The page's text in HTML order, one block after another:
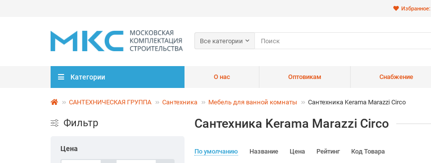
Избранное:
Все категории
Категории О нас Оптовикам Снабжение
САНТЕХНИЧЕСКАЯ ГРУППА Сантехника Мебель для ванной комнаты Сантехника Kerama Marazzi Circo
Фильтр
Цена
Сантехника Kerama Marazzi Circo
По умолчанию Название Цена Рейтинг Код Товара